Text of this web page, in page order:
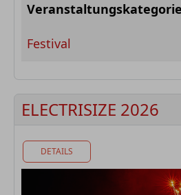
Festival
ELECTRISIZE 2026
DETAILS